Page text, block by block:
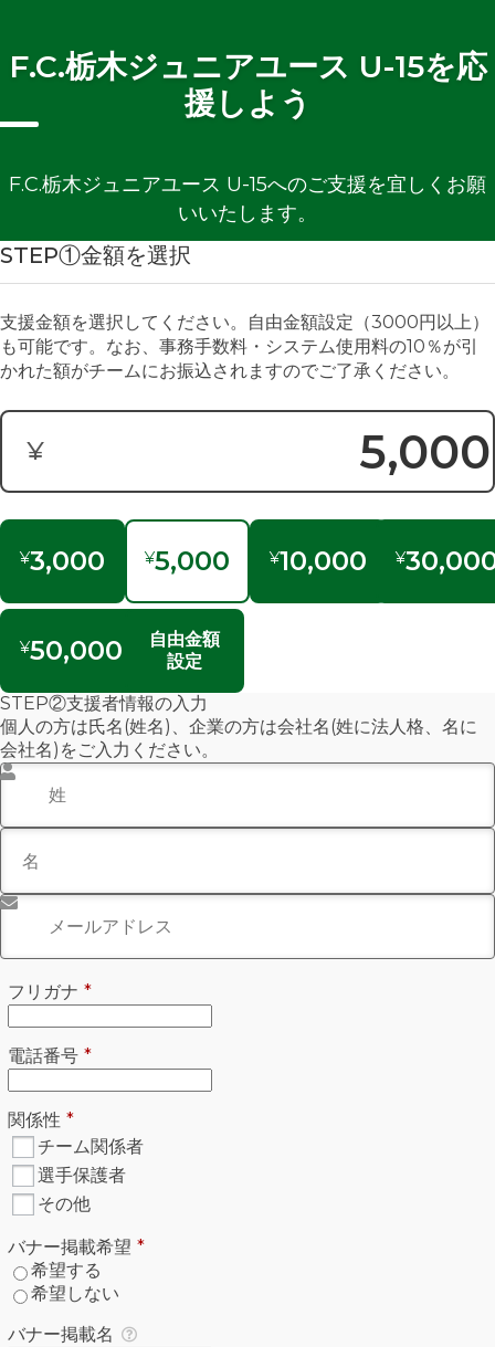
F.C.栃木ジュニアユース U-15を応
援しよう
F.C.栃木ジュニアユース U-15へのご支援を宜しくお願
いいたします。
STEP①金額を選択
支援金額を選択してください。自由金額設定（3000円以上）
も可能です。なお、事務手数料・システム使用料の10％が引
かれた額がチームにお振込されますのでご了承ください。
¥
寄付金額:
¥3,000 ¥5,000 ¥10,000 ¥
¥50,000
自由金額
設定
STEP②支援者情報の入力
個人の方は氏名(姓名)、企業の方は会社名(姓に法人格、名に
会社名)をご入力ください。
姓
名
メールアドレス
フリガナ *必須
電話番号 *必須
関係性 *必須
関係性 *
必須
チーム関係者
選手保護者
その他
バナー掲載希望 *必須
バナー掲載希望 *
希望する
希望しない
バナー掲載名